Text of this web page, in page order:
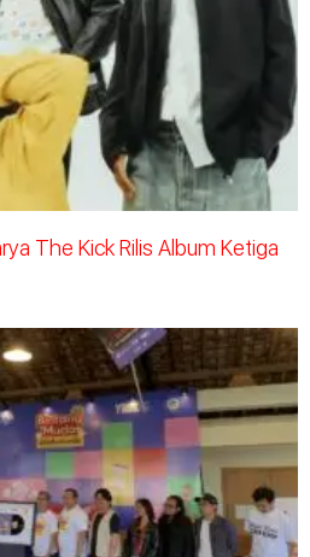
The Kick Rilis Album Ketiga